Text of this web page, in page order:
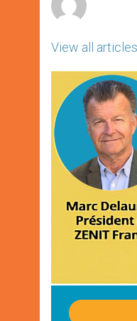
View all articles